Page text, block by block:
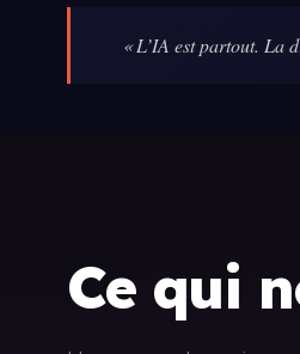
« L’IA est partout. La
Ce qui